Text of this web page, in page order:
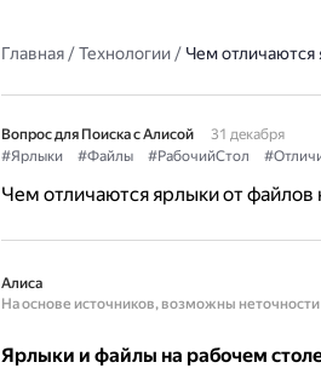
Главная/Технологии/ Чем отличаются
Вопрос для Поиска с Алисой
31 декабря
#Ярлыки
#Файлы #РабочийСтол
Чем отличаются ярлыки от файлов
Алиса
На основе источников, возможны неточности
Ярлыки и файлы на рабочем